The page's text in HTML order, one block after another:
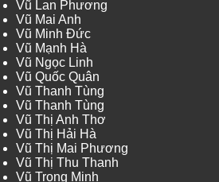
Vũ Lan Phương
Vũ Mai Anh
Vũ Minh Đức
Vũ Mạnh Hà
Vũ Ngọc Linh
Vũ Quốc Quân
Vũ Thanh Tùng
Vũ Thanh Tùng
Vũ Thị Anh Thơ
Vũ Thị Hải Hà
Vũ Thị Mai Phương
Vũ Thị Thu Thanh
Vũ Trọng Minh